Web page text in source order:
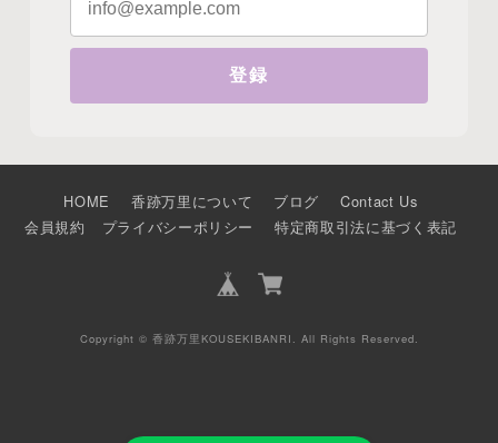
登録
HOME 香跡万里について ブログ
Contact Us
会員規約
プライバシーポリシー 特定商取引法に基づく表記
Copyright © 香跡万里KOUSEKIBANRI. All Rights Reserved.